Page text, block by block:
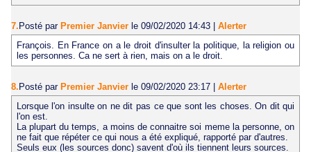
7. Posté par Premier Janvier le 09/02/2020 14:43
Alerter
François. En France on a le droit d'insulter la politique, la religion ou
les personnes. Ca ne sert à rien, mais on a le droit.
8.Posté par Premier Janvier le 09/02/2020 23:17 | Alerter
Lorsque l'on insulte on ne dit pas ce que sont les choses. On dit qui
l'on est.
La plupart du temps, a moins de connaitre soi meme la personne, on
ne fait que répéter ce qui nous a été expliqué, rapporté par d'autres.
Seuls eux (les sources donc) savent d'où ils tiennent leurs sources.